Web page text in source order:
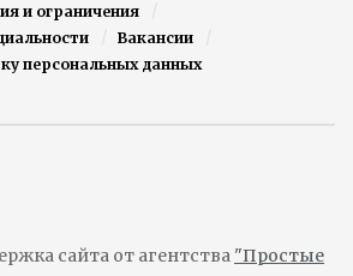
и ограничения
Вакансии
персональных данных
сайта от агентства "Простые